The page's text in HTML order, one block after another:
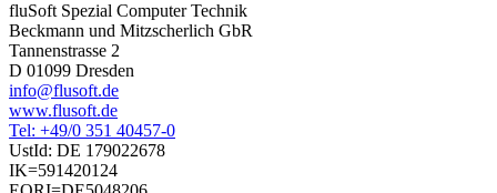
fluSoft Spezial Computer Technik
Beckmann und Mitzscherlich GbR
Tannenstrasse 2
D 01099 Dresden
info@flusoft.de
www.flusoft.de
Tel: +49/0 351 40457-0
UstId: DE 179022678
IK=591420124